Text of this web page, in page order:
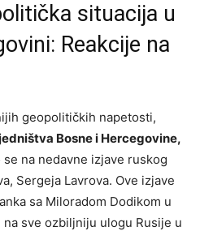
situacija u
Reakcije na
geopolitičkih napetosti,
Bosne i Hercegovine,
se na nedavne izjave ruskog
Sergeja Lavrova. Ove izjave
sa Miloradom Dodikom u
sve ozbiljniju ulogu Rusije u